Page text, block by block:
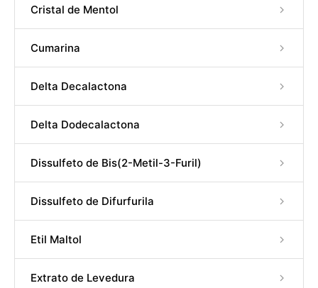
Cristal de Mentol
Cumarina
Delta Decalactona
Delta Dodecalactona
Dissulfeto de Bis(2-Metil-3-Furil)
Dissulfeto de Difurfurila
Etil Maltol
Extrato de Levedura